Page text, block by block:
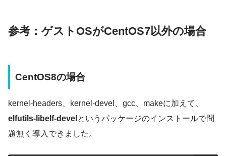
参考：ゲストOSがCentOS7以外の場合
CentOS8の場合
kernel-headers、kernel-devel、gcc、makeに加えて、
elfutils-libelf-devel というパッケージのインストールで問
題無く導入できました。